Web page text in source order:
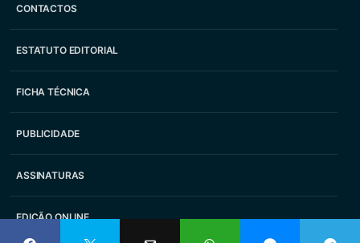
CONTACTOS
ESTATUTO EDITORIAL
FICHA TÉCNICA
PUBLICIDADE
ASSINATURAS
EDIÇÃO ONLINE